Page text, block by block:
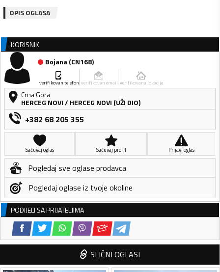
OPIS OGLASA
KORISNIK
Bojana(CN168)
verifikovan telefon verifikovan email verifikovana lokacija
Crna Gora
HERCEG NOVI/ HERCEG NOVI (UŽI DIO)
+382 68 205 355
Sačuvaj oglas Sačuvaj profil Prijavi oglas
Pogledaj sve oglase prodavca
Pogledaj oglase iz tvoje okoline
PODIJELI SA PRIJATELJIMA
SLIČNI OGLASI